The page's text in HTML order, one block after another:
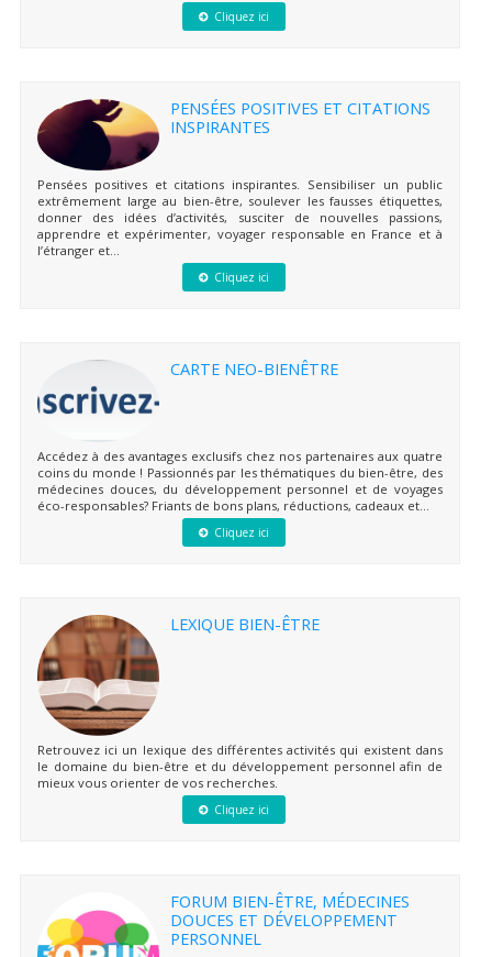
Cliquez ici
PENSÉES POSITIVES ET CITATIONS
INSPIRANTES
Pensées positives et citations inspirantes. Sensibiliser un public
extrêmement large au bien-être, soulever les fausses étiquettes,
donner des idées d’activités, susciter de nouvelles passions,
apprendre et expérimenter, voyager responsable en France et à
l’étranger et...
Cliquez ici
CARTE NEO-BIENÊTRE
Accédez à des avantages exclusifs chez nos partenaires aux quatre
coins du monde ! Passionnés par les thématiques du bien-être, des
médecines douces, du développement personnel et de voyages
éco-responsables? Friants de bons plans, réductions, cadeaux et...
Cliquez ici
LEXIQUE BIEN-ÊTRE
Retrouvez ici un lexique des différentes activités qui existent dans
le domaine du bien-être et du développement personnel afin de
mieux vous orienter de vos recherches.
Cliquez ici
FORUM BIEN-ÊTRE, MÉDECINES
DOUCES ET DÉVELOPPEMENT
PERSONNEL